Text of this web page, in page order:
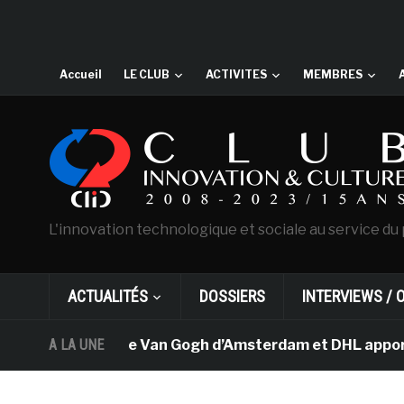
Accueil LE CLUB ACTIVITES MEMBRES
L'innovation technologique et sociale au service
ACTUALITÉS DOSSIERS INTERVIEWS /
A LA UNE
Le musée Van Gogh d’Amsterdam et DHL